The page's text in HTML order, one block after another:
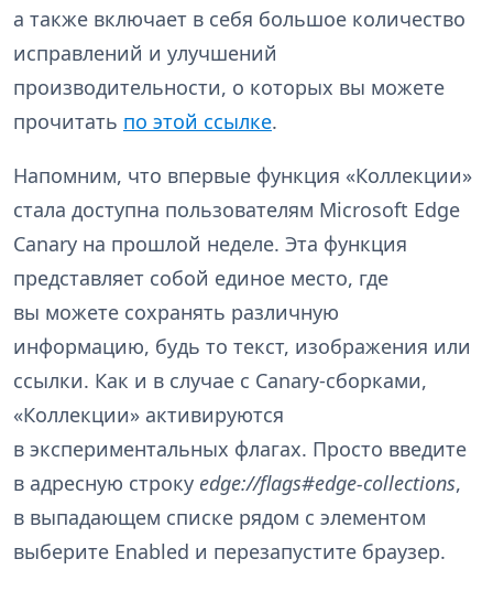
а также включает в себя большое количество
исправлений и улучшений
производительности, о которых вы можете
прочитать по этой ссылке.
Напомним, что впервые функция «Коллекции»
стала доступна пользователям Microsoft Edge
Canary на прошлой неделе. Эта функция
представляет собой единое место, где
вы можете сохранять различную
информацию, будь то текст, изображения или
ссылки. Как и в случае с Canary-сборками,
«Коллекции» активируются
в экспериментальных флагах. Просто введите
в адресную строку edge://flags#edge-collections,
в выпадающем списке рядом с элементом
выберите Enabled и перезапустите браузер.